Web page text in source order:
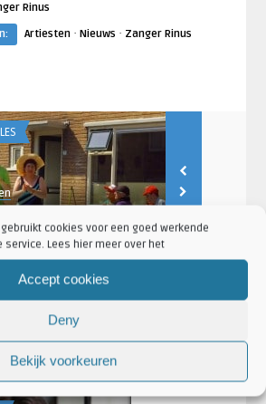
cookies voor een goed werkende
Lees hier meer over het
Accept cookies
Deny
Bekijk voorkeuren
Rinus
Artiesten· Nieuws · Zanger Rinus
‘Eet veel